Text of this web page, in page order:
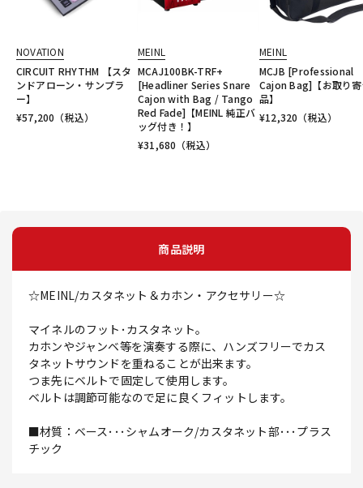
NOVATION
CIRCUIT RHYTHM 【スタ
ンドアローン・サンプラ
ー】
¥57,200 （税込）
MEINL
MCAJ100BK-TRF+
[Headliner Series Snare
Cajon with Bag / Tango
Red Fade]【MEINL 純正バ
ッグ付き！】
¥31,680 （税込）
MEINL
MCJB [Professional
Cajon Bag]【お取り
品】
¥12,320 （税込）
商品説明
☆MEINL/カスタネット＆カホン・アクセサリー☆
マイネルのフット･カスタネット。
カホンやジャンベ等を演奏する際に、ハンズフリーでカス
タネットサウンドを重ねることが出来ます。
つま先にベルトで固定して使用します。
ベルトは調節可能なので足に良くフィットします。
■材質：ベース･･･シャムオーク/カスタネット部･･･プラス
チック